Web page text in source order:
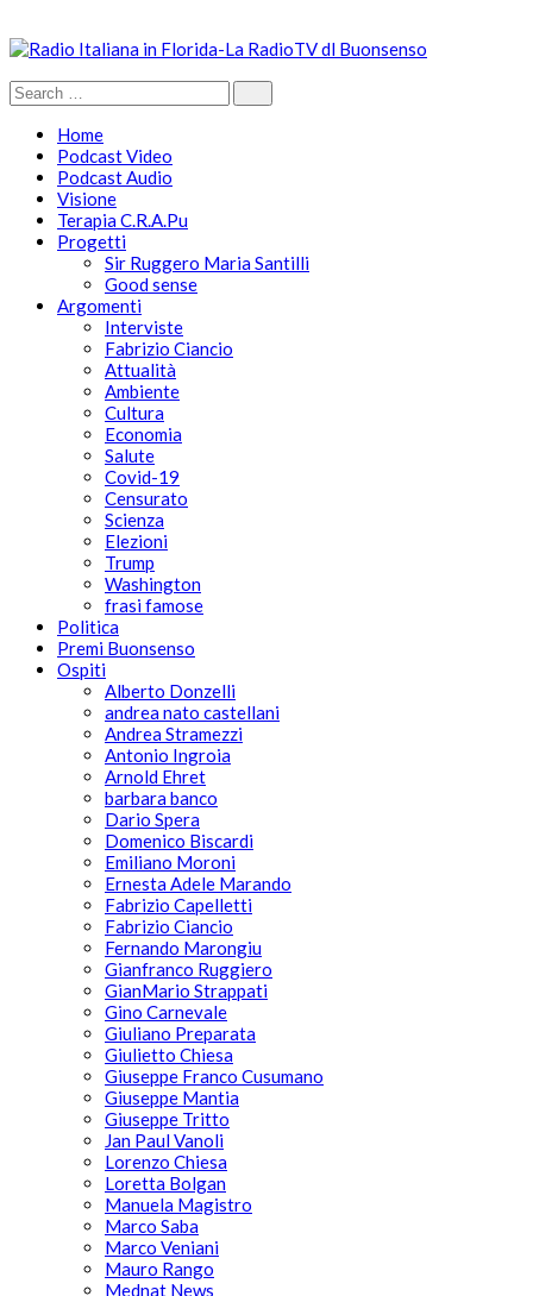
Home
Podcast Video
Podcast Audio
Visione
Terapia C.R.A.Pu
Progetti
Sir Ruggero Maria Santilli
Good sense
Argomenti
Interviste
Fabrizio Ciancio
Attualità
Ambiente
Cultura
Economia
Salute
Covid-19
Censurato
Scienza
Elezioni
Trump
Washington
frasi famose
Politica
Premi Buonsenso
Ospiti
Alberto Donzelli
andrea nato castellani
Andrea Stramezzi
Antonio Ingroia
Arnold Ehret
barbara banco
Dario Spera
Domenico Biscardi
Emiliano Moroni
Ernesta Adele Marando
Fabrizio Capelletti
Fabrizio Ciancio
Fernando Marongiu
Gianfranco Ruggiero
GianMario Strappati
Gino Carnevale
Giuliano Preparata
Giulietto Chiesa
Giuseppe Franco Cusumano
Giuseppe Mantia
Giuseppe Tritto
Jan Paul Vanoli
Lorenzo Chiesa
Loretta Bolgan
Manuela Magistro
Marco Saba
Marco Veniani
Mauro Rango
Mednat News